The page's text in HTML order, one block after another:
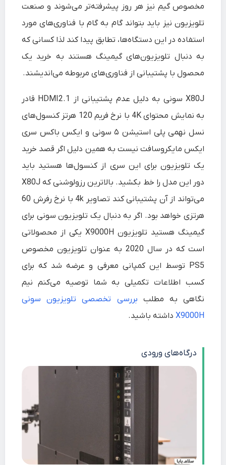
مخصوص گیم نیز هر روز پیشرفته‌تر می‌شوند و صنعت
تلویزیون نیز باید بتواند گام به گام با فناوری‌های مورد
استفاده در این دستگاه‌ها، تطابق پیدا کند لذا کسانی که
به دنبال تلویزیون‌های گیمینگ هستند به خرید یک
محصول با پشتیبانی از فناوری‌های مربوطه می‌اندیشند.
X80J سونی به دلیل عدم پشتیبانی از HDMI2.1 قادر
به نمایش محتوای 4K با نرخ فریم 120 هرتز کنسول‌های
نسل نهمی پلی استیشن ۵ سونی و ایکس باکس سری
ایکس مایکروسافت نیست به همین دلیل اگر قصد خرید
یک تلویزیون برای این سری از کنسول‌ها هستید باید
دور این مدل را خط بکشید. بالاترین رزولوشنی که X80J
می‌تواند از آن پشتیبانی ‌کند تصاویر 4k با نرخ رفرش 60
هرتزی خواهد بود. اگر به دنبال یک تلویزیون سونی برای
گیمینگ هستید تلویزیون X9000H یکی از محصولاتی
است که در سال 2020 به عنوان تلویزیون مخصوص
PS5 توسط این کمپانی معرفی و عرضه شد که برای
کسب اطلاعات تکمیلی به شما توصیه می‌کنم نیم
نگاهی به مطلببررسی تخصصی تلویزیون سونی
X9000Hداشته باشید.
درگاه‌های ورودی